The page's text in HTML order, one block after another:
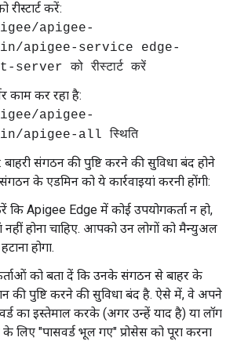
करें:
apigee-
apigee-service edge-
server को रीस्टार्ट करें
काम कर रहा है:
apigee-
apigee-all स्थिति
: बाहरी संगठन की पुष्टि करने की सुविधा बंद होने
के एडमिन को ये कार्रवाइयां करनी होंगी:
कि Apigee Edge में कोई उपयोगकर्ता न हो,
नहीं होना चाहिए. आपको उन लोगों को मैन्युअल
होगा.
को बता दें कि उनके संगठन से बाहर के
की पुष्टि करने की सुविधा बंद है. ऐसे में, वे अपने
का इस्तेमाल करके (अगर उन्हें याद है) या लॉग
लिए "पासवर्ड भूल गए" प्रोसेस को पूरा करना